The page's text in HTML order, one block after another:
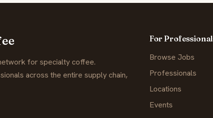
for specialty coffee.
across the entire supply chain,
For
Browse Jobs
Professionals
Locations
Events